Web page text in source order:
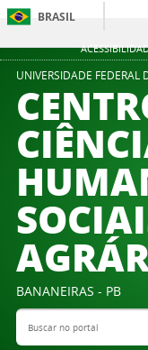
BRASIL
UNIVERSIDADE FEDERAL
BANANEIRAS - PB
Buscar no portal